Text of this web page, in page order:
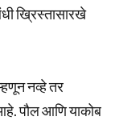
ख्रिस्तासारखे
नव्हे तर
पौल आणि याकोब